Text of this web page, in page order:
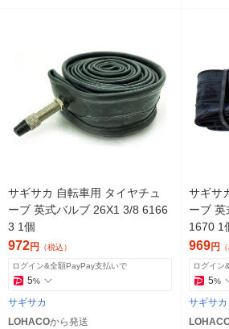
サギサカ 自転車用 タイヤチュ
ーブ 英式バルブ 26X1 3/8 6166
3 1個
972円 （税込）
ログイン&全額PayPay支払いで
5%
サギサカ
LOHACOから発送
サギサ
ーブ 英
1670 1
969円
ログイン
5%
サギサカ